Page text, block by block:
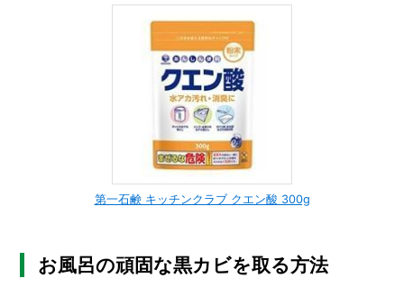
第一石鹸 キッチンクラブ クエン酸 300g
お風呂の頑固な黒カビを取る方法